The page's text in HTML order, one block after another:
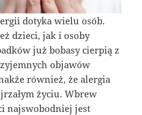
dotyka wielu osób.
dzieci, jak i osoby
już bobasy cierpią z
objawów
również, że alergia
życiu. Wbrew
najswobodniej jest